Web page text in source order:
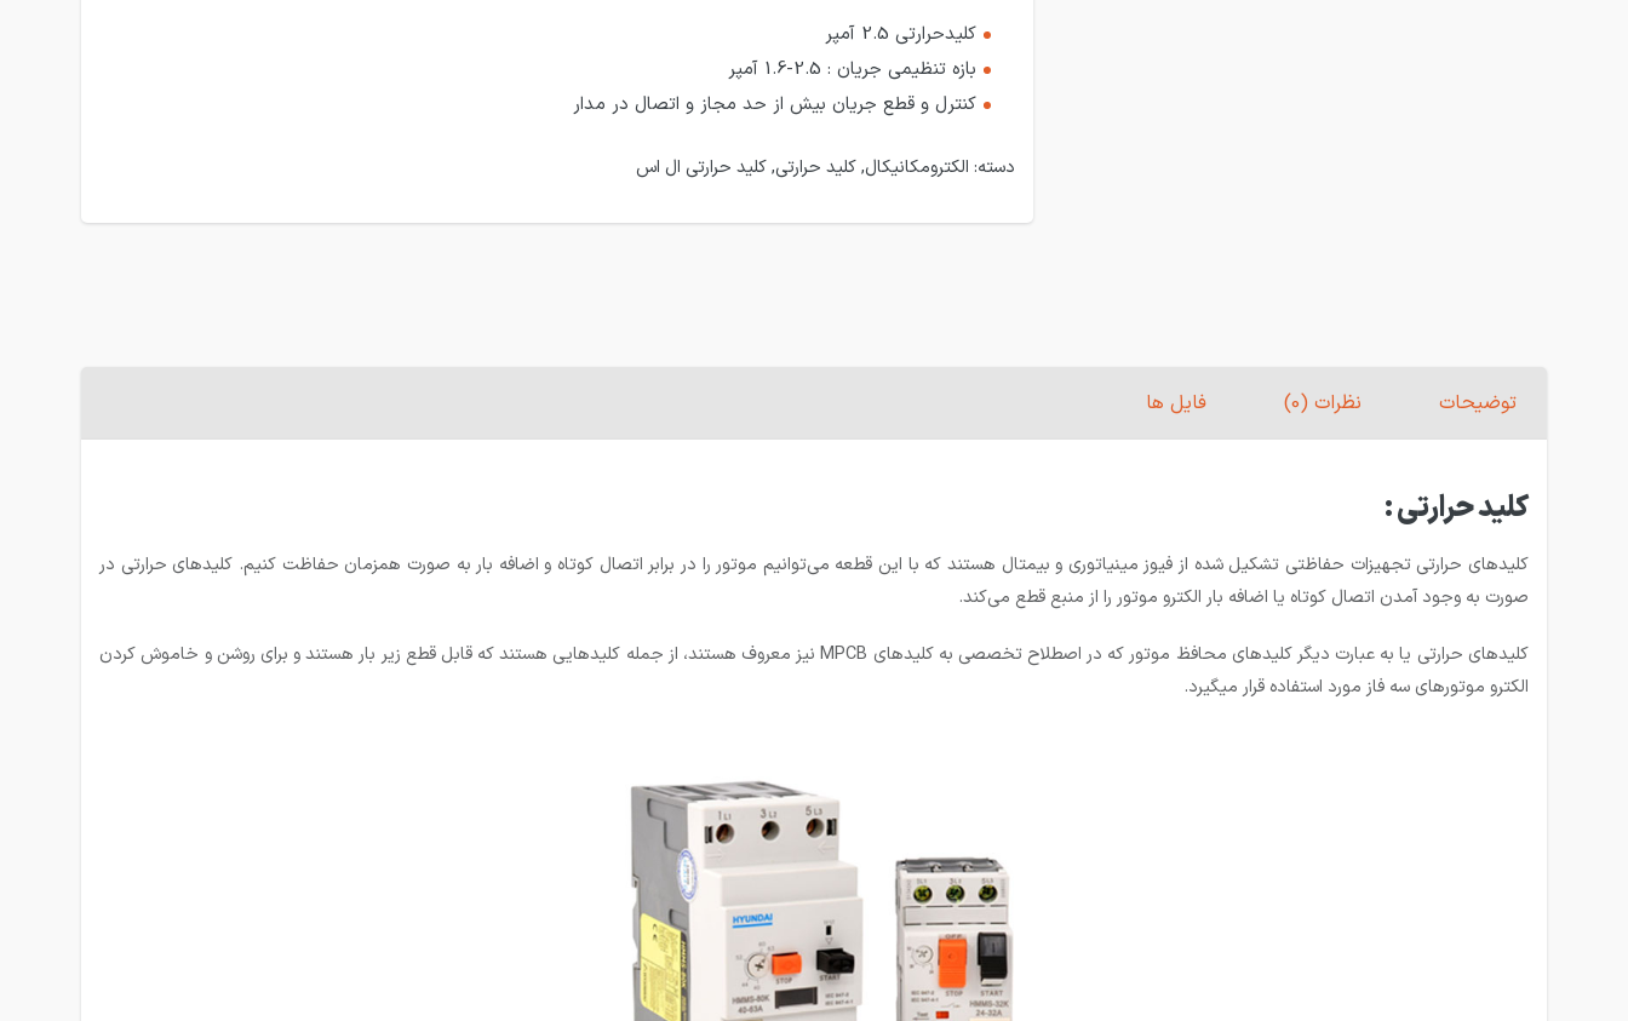
کلیدحرارتی 2.5 آمپر
بازه تنظیمی جریان : 2.5-1.6 آمپر
کنترل و قطع جریان بیش از حد مجاز و اتصال در مدار
دسته: الکترومکانیکال,کلید حرارتی,کلید حرارتی ال اس
توضیحات نظرات (0) فایل ها
کلید حرارتی :
کلید‌های حرارتی تجهیزات حفاظتی تشکیل شده از فیوز مینیاتوری و بیمتال هستند که با این قطعه می‌توانیم موتور را در برابر اتصال کوتاه و اضافه بار به صورت همزمان حفاظت کنیم. کلید‌های حرارتی در
صورت به وجود آمدن اتصال کوتاه یا اضافه بار الکترو موتور را از منبع قطع می‌کند.
کلید‌های حرارتی یا به عبارت دیگر کلید‌های محافظ موتور که در اصطلاح تخصصی به کلید‌های MPCB نیز معروف هستند، از جمله کلید‌هایی هستند که قابل قطع زیر بار هستند و برای روشن و خاموش کردن
الکترو موتور‌های سه فاز مورد استفاده قرار میگیرد.